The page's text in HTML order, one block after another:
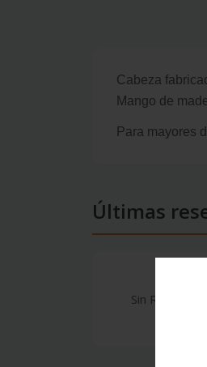
Cabeza
Mango de
Para mayores
Últimas
Sin Reseñas